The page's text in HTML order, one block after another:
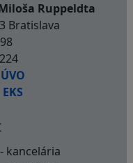
Ruppeldta
Bratislava
ÚVO
EKS
kancelária